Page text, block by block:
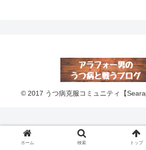
© 2017 うつ病克服コミュニティ【
ホーム 検索 トップ